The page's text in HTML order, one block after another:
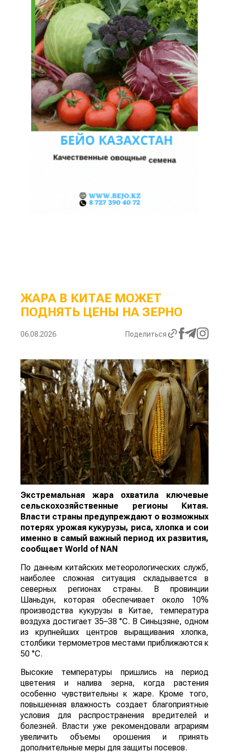
ЖАРА В КИТАЕ МОЖЕТ
ПОДНЯТЬ ЦЕНЫ НА ЗЕРНО
06.08.2026 Поделиться
Экстремальная жара охватила ключевые
сельскохозяйственные регионы Китая.
Власти страны предупреждают о возможных
потерях урожая кукурузы, риса, хлопка и сои
именно в самый важный период их развития,
сообщает World of NAN
По данным китайских метеорологических служб,
наиболее сложная ситуация складывается в
северных регионах страны. В провинции
Шаньдун, которая обеспечивает около 10%
производства кукурузы в Китае, температура
воздуха достигает 35–38 °C. В Синьцзяне, одном
из крупнейших центров выращивания хлопка,
столбики термометров местами приближаются к
50 °C.
Высокие температуры пришлись на период
цветения и налива зерна, когда растения
особенно чувствительны к жаре. Кроме того,
повышенная влажность создает благоприятные
условия для распространения вредителей и
болезней. Власти уже рекомендовали аграриям
увеличить объемы орошения и принять
дополнительные меры для защиты посевов.